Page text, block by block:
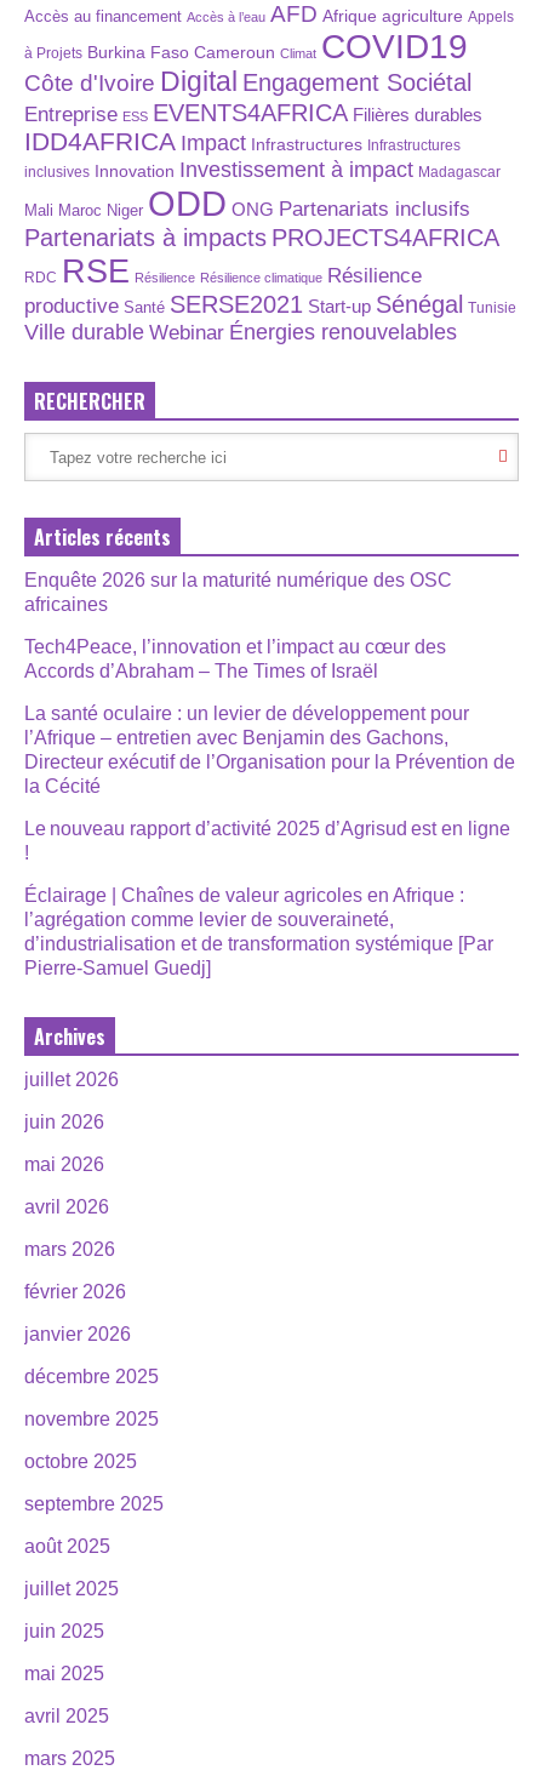
Accès au financement Accès à l’eau AFD Afrique agriculture Appels
à Projets Burkina Faso Cameroun Climat COVID19
Côte d'Ivoire Digital Engagement Sociétal
Entreprise ESS EVENTS4AFRICA Filières durables
IDD4AFRICA Impact Infrastructures Infrastructures
inclusives Innovation Investissement à impact Madagascar
Mali Maroc Niger ODD ONG Partenariats inclusifs
Partenariats à impacts PROJECTS4AFRICA
RDC RSE Résilience Résilience climatique Résilience
productive Santé SERSE2021 Start-up Sénégal Tunisie
Ville durable Webinar Énergies renouvelables
RECHERCHER
Articles récents
Enquête 2026 sur la maturité numérique des OSC
africaines
Tech4Peace, l’innovation et l’impact au cœur des
Accords d’Abraham – The Times of Israël
La santé oculaire : un levier de développement pour
l’Afrique – entretien avec Benjamin des Gachons,
Directeur exécutif de l’Organisation pour la Prévention de
la Cécité
Le nouveau rapport d’activité 2025 d’Agrisud est en ligne
!
Éclairage | Chaînes de valeur agricoles en Afrique :
l’agrégation comme levier de souveraineté,
d’industrialisation et de transformation systémique [Par
Pierre-Samuel Guedj]
Archives
juillet 2026
juin 2026
mai 2026
avril 2026
mars 2026
février 2026
janvier 2026
décembre 2025
novembre 2025
octobre 2025
septembre 2025
août 2025
juillet 2025
juin 2025
mai 2025
avril 2025
mars 2025